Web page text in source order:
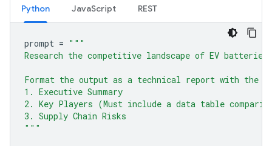
Python JavaScript REST
prompt = """
Research the competitive landscape of EV batteries.
Format the output as a technical report with the
1. Executive Summary
2. Key Players (Must include a data table
3. Supply Chain Risks
"""